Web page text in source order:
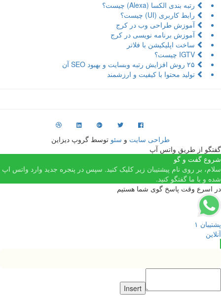
رتبه بندی الکسا (Alexa) چیست؟
رابط کاربری (UI) چیست؟
آموزش طراحی وب در کرج
آموزش برنامه نویسی در کرج
ساخت اپلیکیشن با فلاتر
IGTV چیست؟
۲۵ روش افزایش رتبه وبسایت و بهبود SEO آن
تولید محتوا با کیفیت و ارزشمند
طراحی سایت و سئو توسط گروپ دیزاین
از طریق واتس آپ
گفت و گو
بر روی نام پیشتیبان زیر کلیک کنید. سپس در پنجره جدید وارد واتس اپ
و با ما گفتگو کنید.
اسرع وقت پاسخ گوی شما هستیم
۱
Insert